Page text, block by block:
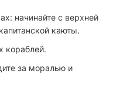
начинайте с верхней
каюты.
кораблей.
за моралью и